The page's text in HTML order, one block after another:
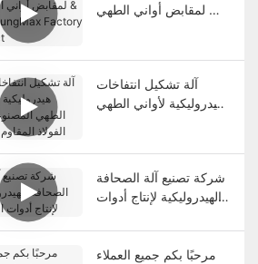
لمقابض أواني الطهي —
آلة تشكيل انتفاخات
هيدروليكية لأواني الطهي
شركة تصنيع آلة الصحافة
الهيدروليكية لإنتاج أدوات
مرحبًا بكم جميع العملاء